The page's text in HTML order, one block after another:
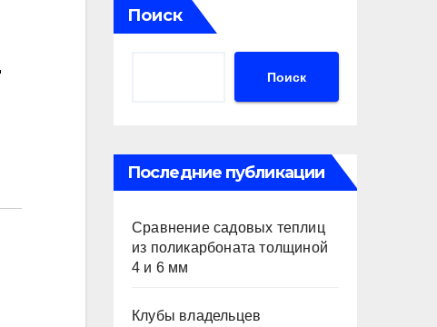
Поиск
Поиск
Последние публикации
Сравнение садовых теплиц
из поликарбоната толщиной
4 и 6 мм
Клубы владельцев